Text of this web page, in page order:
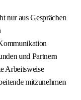
nur aus Gesprächen
und Partnern
Arbeitsweise
mitzunehmen